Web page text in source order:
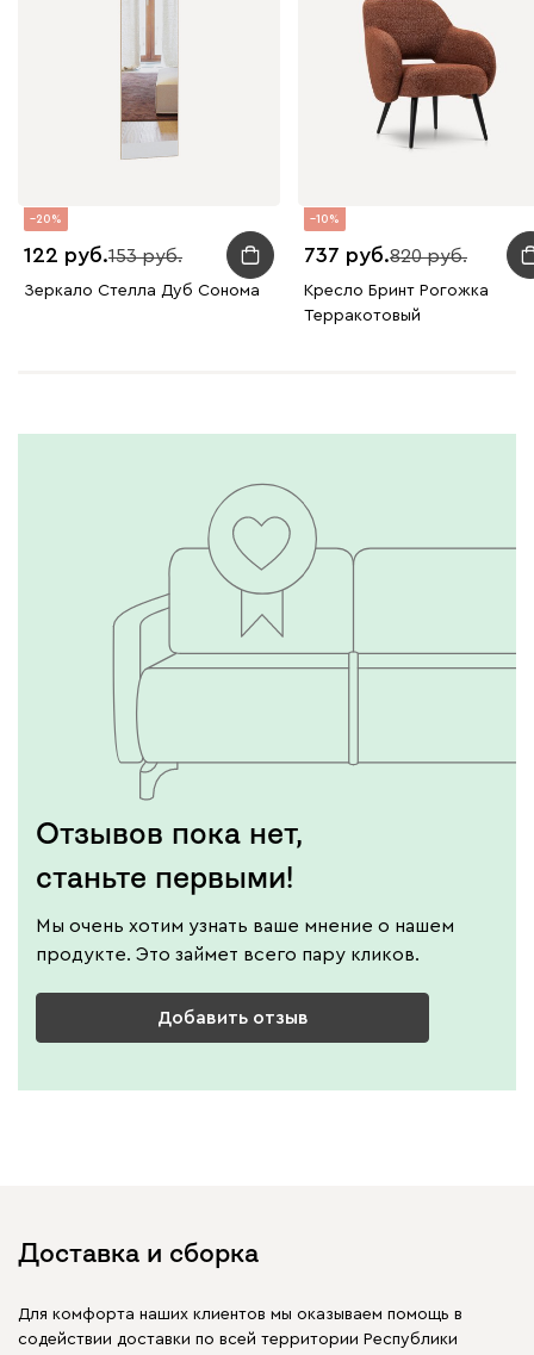
Латте
Альтеа
Серый Терракота
20
122 153
Зеркало Стелла Дуб Сонома
10
737 820
Кресло Бринт Рогожка
Терракотовый
Отзывов пока нет,
станьте первыми!
Мы очень хотим узнать ваше мнение о нашем
продукте. Это займет всего пару кликов.
Добавить отзыв
Доставка и сборка
Для комфорта наших клиентов мы оказываем помощь в
содействии доставки по всей территории Республики